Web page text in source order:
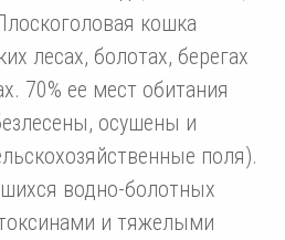
кошка
лесах, болотах, берегах
70% ее мест обитания
осушены и
поля).
водно-болотных
и тяжелыми